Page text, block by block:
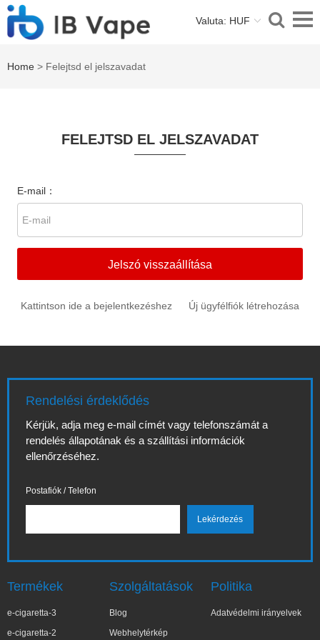
Valuta: HUF
Home > Felejtsd el jelszavadat
FELEJTSD EL JELSZAVADAT
E-mail：
Jelszó visszaállítása
Kattintson ide a bejelentkezéshez Új ügyfélfiók létrehozása
Rendelési érdeklődés
Kérjük, adja meg e-mail címét vagy telefonszámát a
rendelés állapotának és a szállítási információk
ellenőrzéséhez.
Postafiók / Telefon
Termékek
e-cigaretta-3
e-cigaretta-2
Szolgáltatások
Blog
Webhelytérkép
Politika
Adatvédelmi irányelvek